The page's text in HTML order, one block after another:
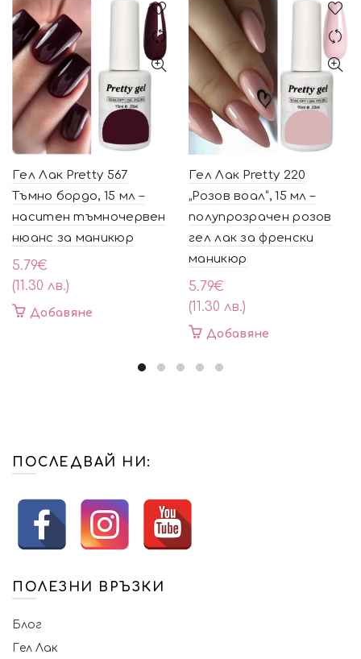
Гел Лак Pretty 567
Тъмно бордо, 15 мл –
наситен тъмночервен
нюанс за маникюр
5.79€
(11.30 лв.)
Добавяне
Гел Лак Pretty 220
„Розов воал“, 15 мл –
полупрозрачен розов
гел лак за френски
маникюр
5.79€
(11.30 лв.)
Добавяне
ПОСЛЕДВАЙ НИ:
ПОЛЕЗНИ ВРЪЗКИ
Блог
Гел Лак